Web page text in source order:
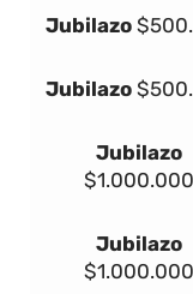
Jubilazo
Jubilazo
Jubilazo
$1.000.000
Jubilazo
$1.000.000